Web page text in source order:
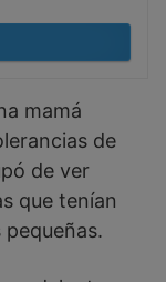
mamá
de
de ver
que tenían